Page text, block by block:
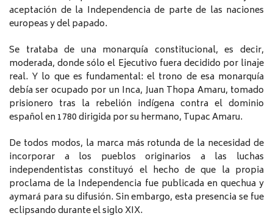
aceptación de la Independencia de parte de las naciones
europeas y del papado.
Se trataba de una monarquía constitucional, es decir,
moderada, donde sólo el Ejecutivo fuera decidido por linaje
real. Y lo que es fundamental: el trono de esa monarquía
debía ser ocupado por un Inca, Juan Thopa Amaru, tomado
prisionero tras la rebelión indígena contra el dominio
español en 1780 dirigida por su hermano, Tupac Amaru.
De todos modos, la marca más rotunda de la necesidad de
incorporar a los pueblos originarios a las luchas
independentistas constituyó el hecho de que la propia
proclama de la Independencia fue publicada en quechua y
aymará para su difusión. Sin embargo, esta presencia se fue
eclipsando durante el siglo XIX.